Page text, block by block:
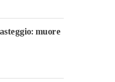
muore